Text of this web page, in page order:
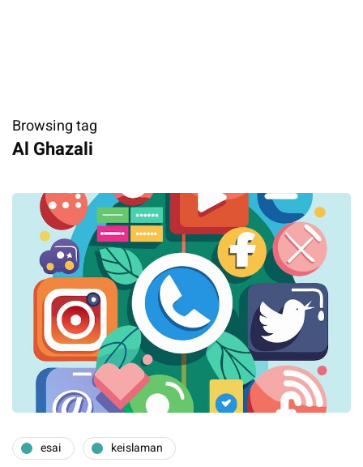
Browsing tag
Al Ghazali
esai keislaman